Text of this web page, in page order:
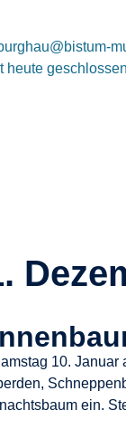
heute
10. Januar
ein.